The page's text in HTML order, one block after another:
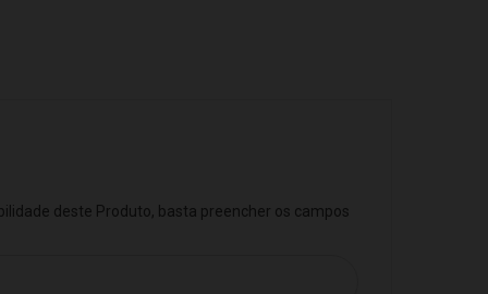
deste Produto, basta preencher os campos